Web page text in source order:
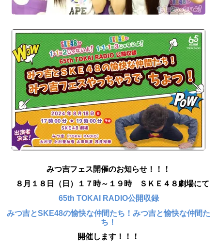
みつ吉フェス開催のお知らせ！！！
８月１８日（日）１７時～１９時 ＳＫＥ４８劇場にて
65th TOKAI RADIO公開収録
みつ吉とSKE48の愉快な仲間たち！みつ吉と愉快な仲間た
ち！
開催します！！！